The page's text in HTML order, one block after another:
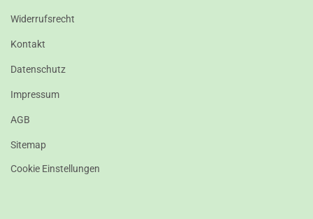
Widerrufsrecht
Kontakt
Datenschutz
Impressum
AGB
Sitemap
Cookie Einstellungen